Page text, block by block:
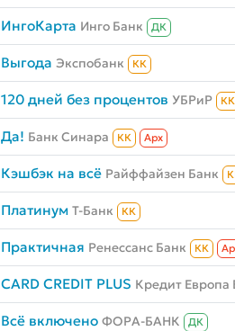
ИнгоКарта Инго Банк ДК
Выгода Экспобанк КК
120 дней без процентов УБРиР КК
Да! Банк Синара КК Aрх
Кэшбэк на всё Райффайзен Банк
Платинум Т-Банк КК
Практичная Ренессанс Банк КК
CARD CREDIT PLUS Кредит Европа
Всё включено ФОРА-БАНК ДК